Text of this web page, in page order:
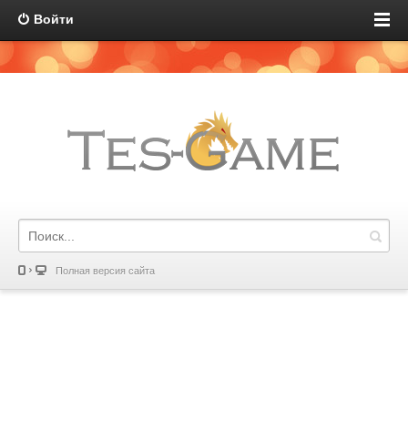
Войти
Полная версия сайта